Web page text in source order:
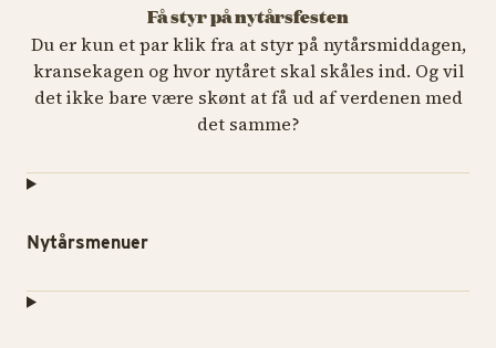
Få styr på nytårsfesten
Du er kun et par klik fra at styr på nytårsmiddagen,
kransekagen og hvor nytåret skal skåles ind. Og vil
det ikke bare være skønt at få ud af verdenen med
det samme?
Nytårsmenuer